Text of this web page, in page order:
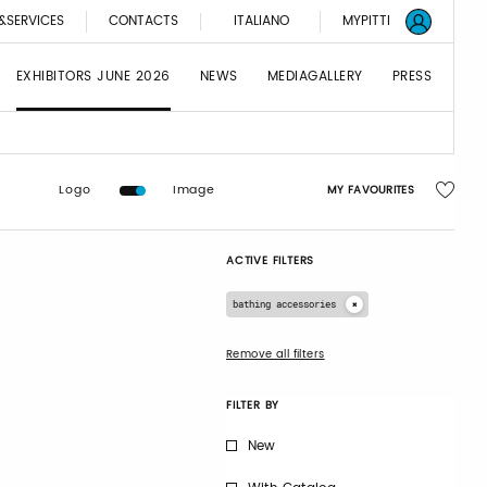
CONTACTS ITALIANO MYPITTI
EXHIBITORS JUNE 2026 NEWS MEDIAGALLERY PRESS
Logo Image MY FAVOURITES
ACTIVE FILTERS
bathing accessories
Remove all filters
FILTER BY
New